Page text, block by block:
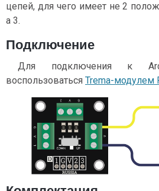
цепей, для чего имеет не 2
а 3.
Подключение
Для подключения к
воспользоваться Trema-модулем